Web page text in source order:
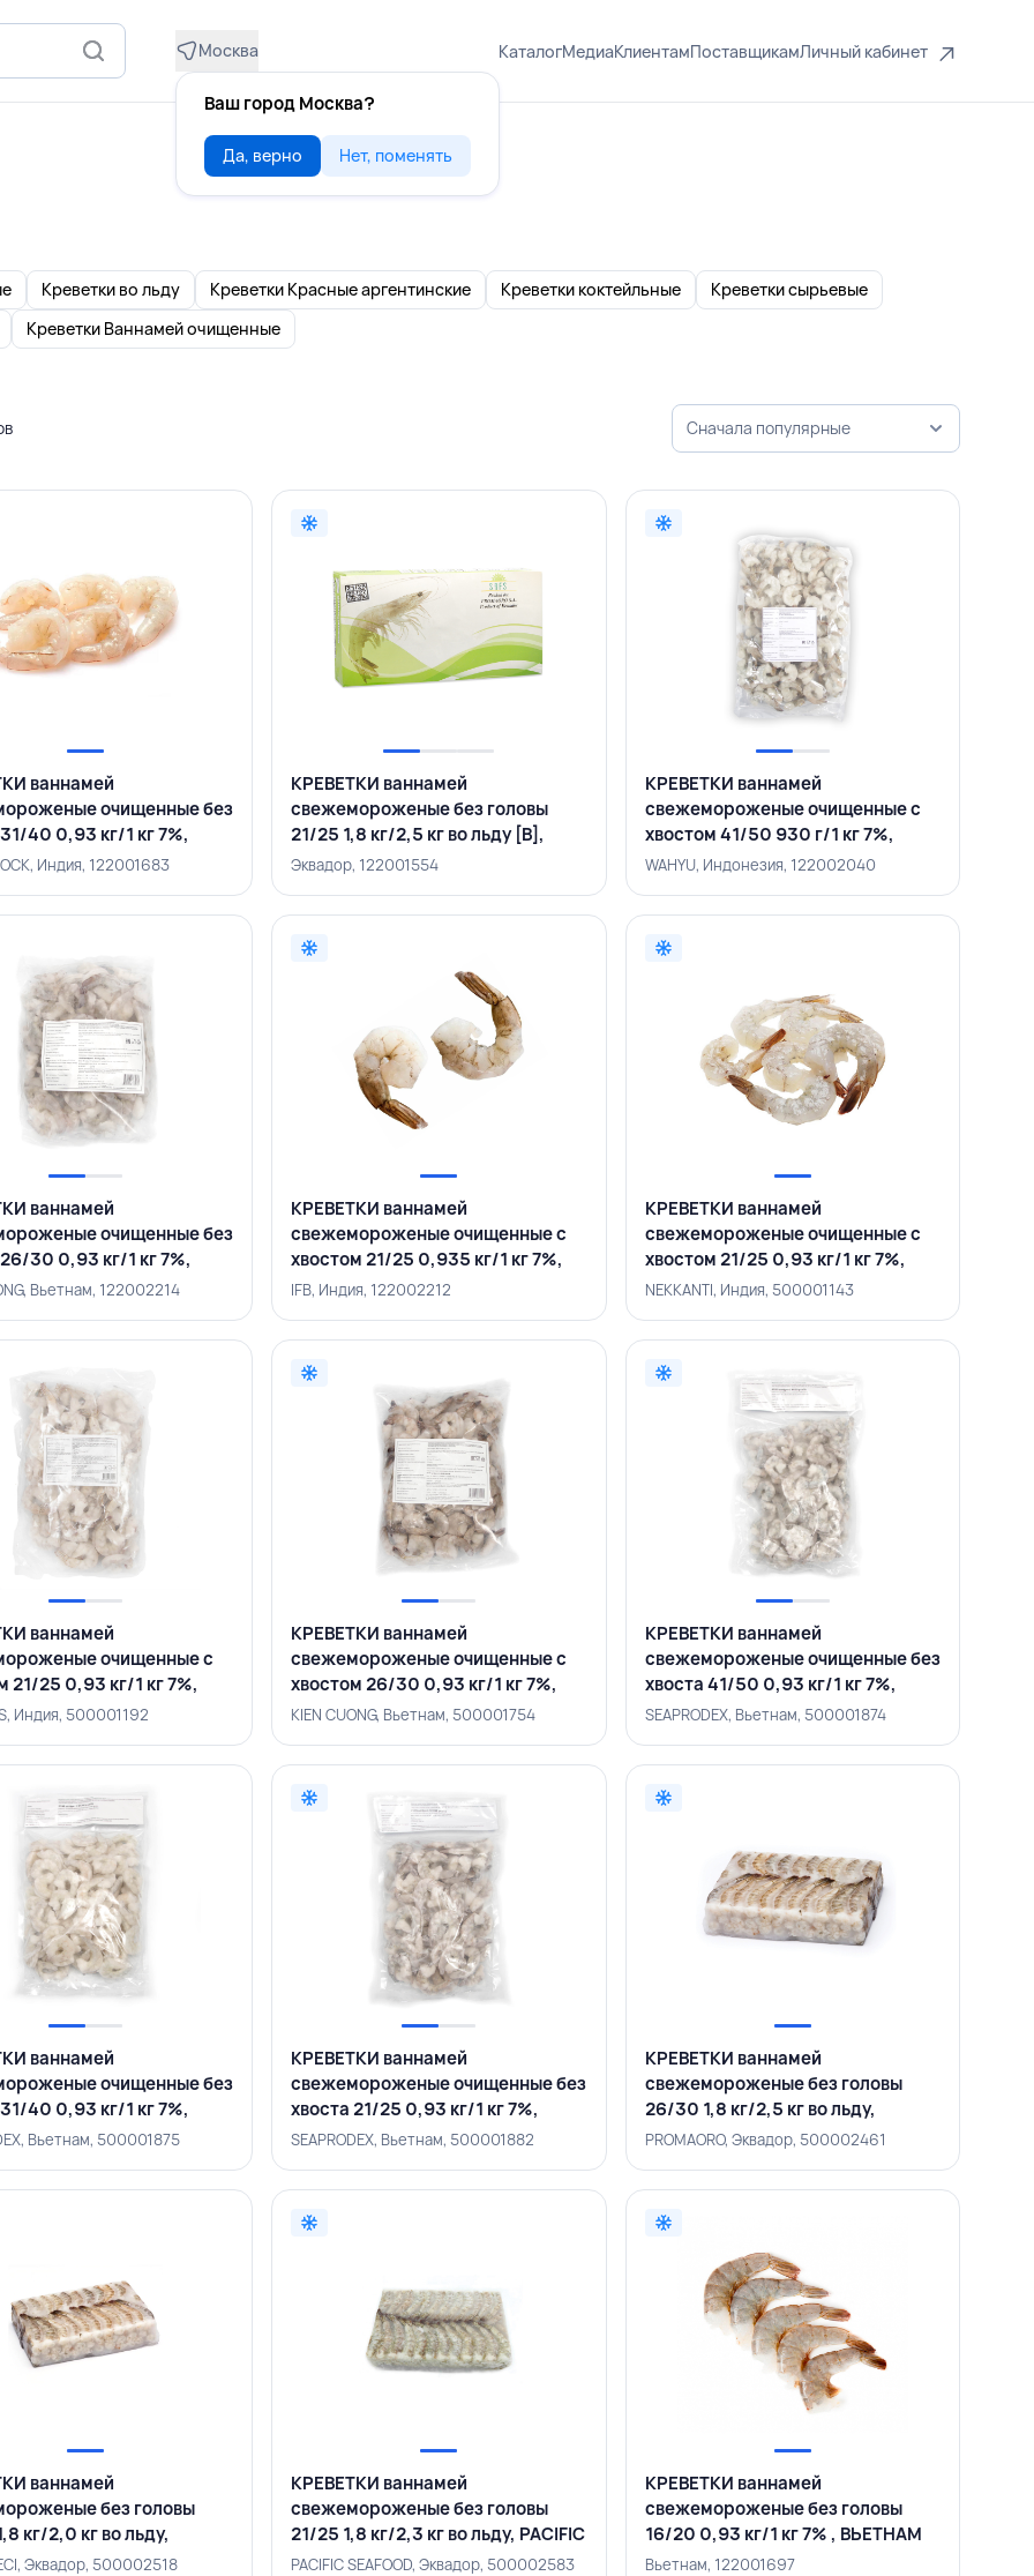
Москва
Ваш город Москва?
Да, верно Нет, поменять
КаталогМедиаКлиентамПоставщикамЛичный кабинет
Креветки во льду Креветки Красные аргентинские Креветки коктейльные
Креветки сырьевые
Креветки Ваннамей очищенные
Сначала популярные
ваннамей
очищенные без
40 0,93 кг/1 кг 7%,
ИНДИЯ
Индия, 122001683
КРЕВЕТКИ ваннамей
свежемороженые без головы
21/25 1,8 кг/2,5 кг во льду [B],
PROMAORO, ЭКВАДОР
Эквадор, 122001554
КРЕВЕТКИ ваннамей
свежемороженые очищенные с
хвостом 41/50 930 г/1 кг 7%,
WAHYU, ИНДОНЕЗИЯ
WAHYU, Индонезия, 122002040
ваннамей
очищенные без
30 0,93 кг/1 кг 7%,
ВЬЕТНАМ
Вьетнам, 122002214
КРЕВЕТКИ ваннамей
свежемороженые очищенные с
хвостом 21/25 0,935 кг/1 кг 7%,
IFB, ИНДИЯ
IFB, Индия, 122002212
КРЕВЕТКИ ваннамей
свежемороженые очищенные с
хвостом 21/25 0,93 кг/1 кг 7%,
NEKKANTI, ИНДИЯ
NEKKANTI, Индия, 500001143
ваннамей
очищенные с
21/25 0,93 кг/1 кг 7%,
ИНДИЯ
Индия, 500001192
КРЕВЕТКИ ваннамей
свежемороженые очищенные с
хвостом 26/30 0,93 кг/1 кг 7%,
KIEN CUONG, ВЬЕТНАМ
KIEN CUONG, Вьетнам, 500001754
КРЕВЕТКИ ваннамей
свежемороженые очищенные без
хвоста 41/50 0,93 кг/1 кг 7%,
SEAMINHHAI, ВЬЕТНАМ
SEAPRODEX, Вьетнам, 500001874
ваннамей
очищенные без
40 0,93 кг/1 кг 7%,
ВЬЕТНАМ
Вьетнам, 500001875
КРЕВЕТКИ ваннамей
свежемороженые очищенные без
хвоста 21/25 0,93 кг/1 кг 7%,
SEAMINHHAI, ВЬЕТНАМ
SEAPRODEX, Вьетнам, 500001882
КРЕВЕТКИ ваннамей
свежемороженые без головы
26/30 1,8 кг/2,5 кг во льду,
PROMAORO, ЭКВАДОР
PROMAORO, Эквадор, 500002461
ваннамей
без головы
кг/2,0 кг во льду,
ЭКВАДОР
Эквадор, 500002518
КРЕВЕТКИ ваннамей
свежемороженые без головы
21/25 1,8 кг/2,3 кг во льду, PACIFIC
SEAFOOD, ЭКВАДОР
PACIFIC SEAFOOD, Эквадор, 500002583
КРЕВЕТКИ ваннамей
свежемороженые без головы
16/20 0,93 кг/1 кг 7% , ВЬЕТНАМ
Вьетнам, 122001697